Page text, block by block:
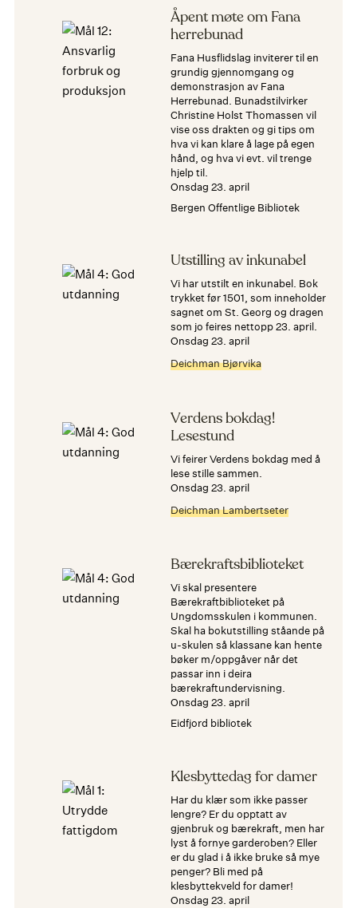
Åpent møte om Fana
herrebunad
Fana Husflidslag inviterer til en
grundig gjennomgang og
demonstrasjon av Fana
Herrebunad. Bunadstilvirker
Christine Holst Thomassen vil
vise oss drakten og gi tips om
hva vi kan klare å lage på egen
hånd, og hva vi evt. vil trenge
hjelp til.
onsdag 23. april
Bergen Offentlige Bibliotek
Utstilling av inkunabel
Vi har utstilt en inkunabel. Bok
trykket før 1501, som inneholder
sagnet om St. Georg og dragen
som jo feires nettopp 23. april.
onsdag 23. april
Deichman Bjørvika
Verdens bokdag!
Lesestund
Vi feirer Verdens bokdag med å
lese stille sammen.
onsdag 23. april
Deichman Lambertseter
Bærekraftsbiblioteket
Vi skal presentere
Bærekraftbiblioteket på
Ungdomsskulen i kommunen.
Skal ha bokutstilling ståande på
u-skulen så klassane kan hente
bøker m/oppgåver når det
passar inn i deira
bærekraftundervisning.
onsdag 23. april
Eidfjord bibliotek
Klesbyttedag for damer
Har du klær som ikke passer
lengre? Er du opptatt av
gjenbruk og bærekraft, men har
lyst å fornye garderoben? Eller
er du glad i å ikke bruke så mye
penger? Bli med på
klesbyttekveld for damer!
onsdag 23. april